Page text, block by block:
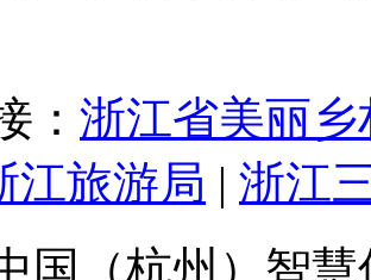
： 浙江省美丽
江旅游局 | 浙江
国（杭州）智